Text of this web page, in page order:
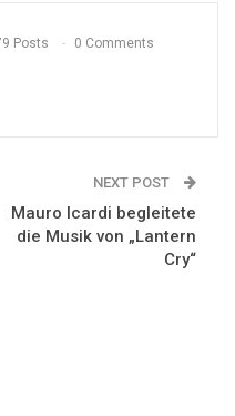
Posts 0 Comments
NEXT POST
Mauro Icardi begleitete
die Musik von „Lantern
Cry“